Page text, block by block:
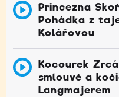
Princezna
Pohádka z
Kolářovou
Kocourek
smlouvě a
Langmajerem